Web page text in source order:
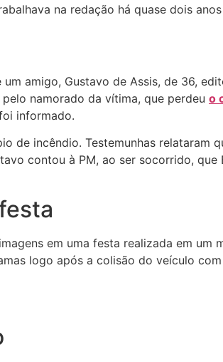
na redação há quase dois
amigo, Gustavo de Assis, de 36,
namorado da vítima, que perdeu o
informado.
de incêndio. Testemunhas relataram
contou à PM, ao ser socorrido,
em uma festa realizada em
logo após a colisão do veículo